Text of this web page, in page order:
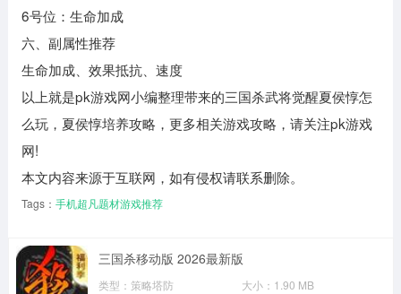
6号位：生命加成
六、副属性推荐
生命加成、效果抵抗、速度
以上就是pk游戏网小编整理带来的三国杀武将觉醒夏侯惇怎
么玩，夏侯惇培养攻略，更多相关游戏攻略，请关注pk游戏
网!
本文内容来源于互联网，如有侵权请联系删除。
Tags： 手机超凡题材游戏推荐
三国杀移动版 2026最新版
类型： 策略塔防 大小： 1.90 MB